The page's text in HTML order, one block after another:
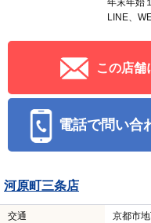
年末年始
LINE、
この店舗
電話で問い合
河原町三条店
交通 京都市